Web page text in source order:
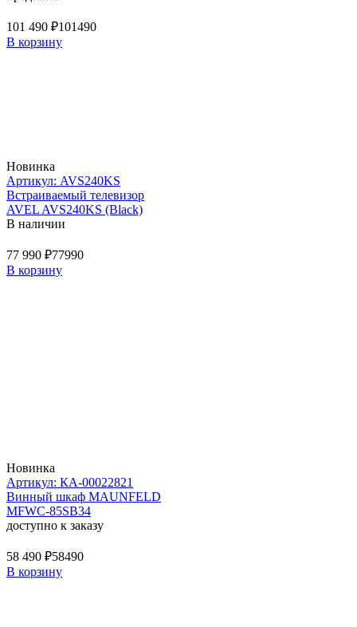
101 490 ₽101490
В корзину
Новинка
Артикул: AVS240KS
Встраиваемый телевизор
AVEL AVS240KS (Black)
В наличии
77 990 ₽77990
В корзину
Новинка
Артикул: КА-00022821
Винный шкаф MAUNFELD
MFWC-85SB34
доступно к заказу
58 490 ₽58490
В корзину